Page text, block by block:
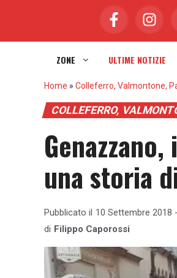
ZONE ULTIME NOTIZIE
Home » Colleferro, Valmontone,
COLLEFERRO,
una storia
Pubblicato il 10 Settembre 2018
di Filippo Caporossi